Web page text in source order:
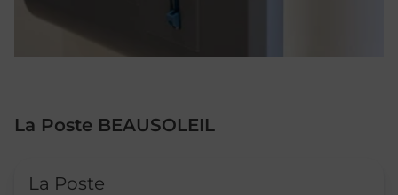
La Poste BEAUSOLEIL
La Poste